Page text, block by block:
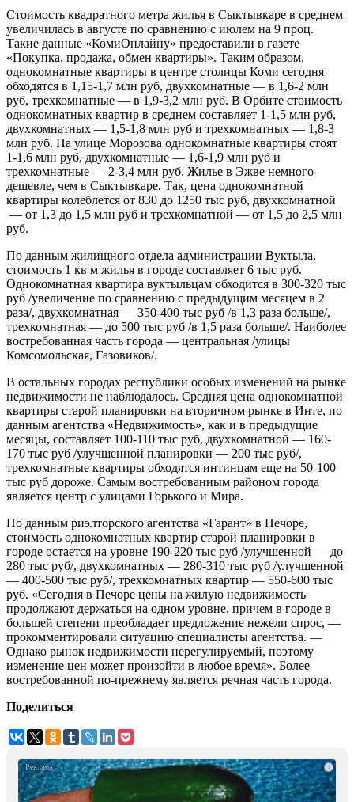
Стоимость квадратного метра жилья в Сыктывкаре в среднем
увеличилась в августе по сравнению с июлем на 9 проц.
Такие данные «КомиОнлайну» предоставили в газете
«Покупка, продажа, обмен квартиры». Таким образом,
однокомнатные квартиры в центре столицы Коми сегодня
обходятся в 1,15-1,7 млн руб, двухкомнатные — в 1,6-2 млн
руб, трехкомнатные — в 1,9-3,2 млн руб. В Орбите стоимость
однокомнатных квартир в среднем составляет 1-1,5 млн руб,
двухкомнатных — 1,5-1,8 млн руб и трехкомнатных — 1,8-3
млн руб. На улице Морозова однокомнатные квартиры стоят
1-1,6 млн руб, двухкомнатные — 1,6-1,9 млн руб и
трехкомнатные — 2-3,4 млн руб. Жилье в Эжве немного
дешевле, чем в Сыктывкаре. Так, цена однокомнатной
квартиры колеблется от 830 до 1250 тыс руб, двухкомнатной
— от 1,3 до 1,5 млн руб и трехкомнатной — от 1,5 до 2,5 млн
руб.
По данным жилищного отдела администрации Вуктыла,
стоимость 1 кв м жилья в городе составляет 6 тыс руб.
Однокомнатная квартира вуктыльцам обходится в 300-320 тыс
руб /увеличение по сравнению с предыдущим месяцем в 2
раза/, двухкомнатная — 350-400 тыс руб /в 1,3 раза больше/,
трехкомнатная — до 500 тыс руб /в 1,5 раза больше/. Наиболее
востребованная часть города — центральная /улицы
Комсомольская, Газовиков/.
В остальных городах республики особых изменений на рынке
недвижимости не наблюдалось. Средняя цена однокомнатной
квартиры старой планировки на вторичном рынке в Инте, по
данным агентства «Недвижимость», как и в предыдущие
месяцы, составляет 100-110 тыс руб, двухкомнатной — 160-
170 тыс руб /улучшенной планировки — 200 тыс руб/,
трехкомнатные квартиры обходятся интинцам еще на 50-100
тыс руб дороже. Самым востребованным районом города
является центр с улицами Горького и Мира.
По данным риэлторского агентства «Гарант» в Печоре,
стоимость однокомнатных квартир старой планировки в
городе остается на уровне 190-220 тыс руб /улучшенной — до
280 тыс руб/, двухкомнатных — 280-310 тыс руб /улучшенной
— 400-500 тыс руб/, трехкомнатных квартир — 550-600 тыс
руб. «Сегодня в Печоре цены на жилую недвижимость
продолжают держаться на одном уровне, причем в городе в
большей степени преобладает предложение нежели спрос, —
прокомментировали ситуацию специалисты агентства. —
Однако рынок недвижимости нерегулируемый, поэтому
изменение цен может произойти в любое время». Более
востребованной по-прежнему является речная часть города.
Поделиться
i